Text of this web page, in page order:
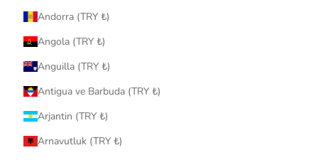
Andorra (TRY ₺)
Angola (TRY ₺)
Anguilla (TRY ₺)
Antigua ve Barbuda (TRY ₺)
Arjantin (TRY ₺)
Arnavutluk (TRY ₺)